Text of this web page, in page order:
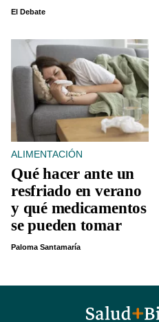
El Debate
ALIMENTACIÓN
Qué hacer ante un
resfriado en verano
y qué medicamentos
se pueden tomar
Paloma Santamaría